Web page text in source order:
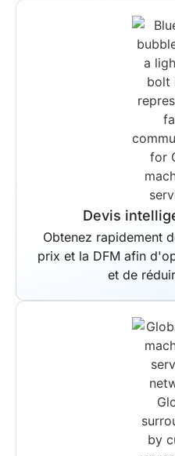
Solutions de bout
Nous gérons
production, du
livraison
tous les projets,
Devis
Obtenez rapidement
prix et la DFM afin
et de